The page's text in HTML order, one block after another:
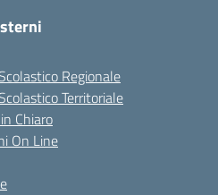
Regionale
Territoriale
Chiaro
On Line